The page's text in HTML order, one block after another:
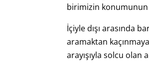
birimizin konumunun
İçiyle dışı arasında
aramaktan
arayışıyla solcu olan